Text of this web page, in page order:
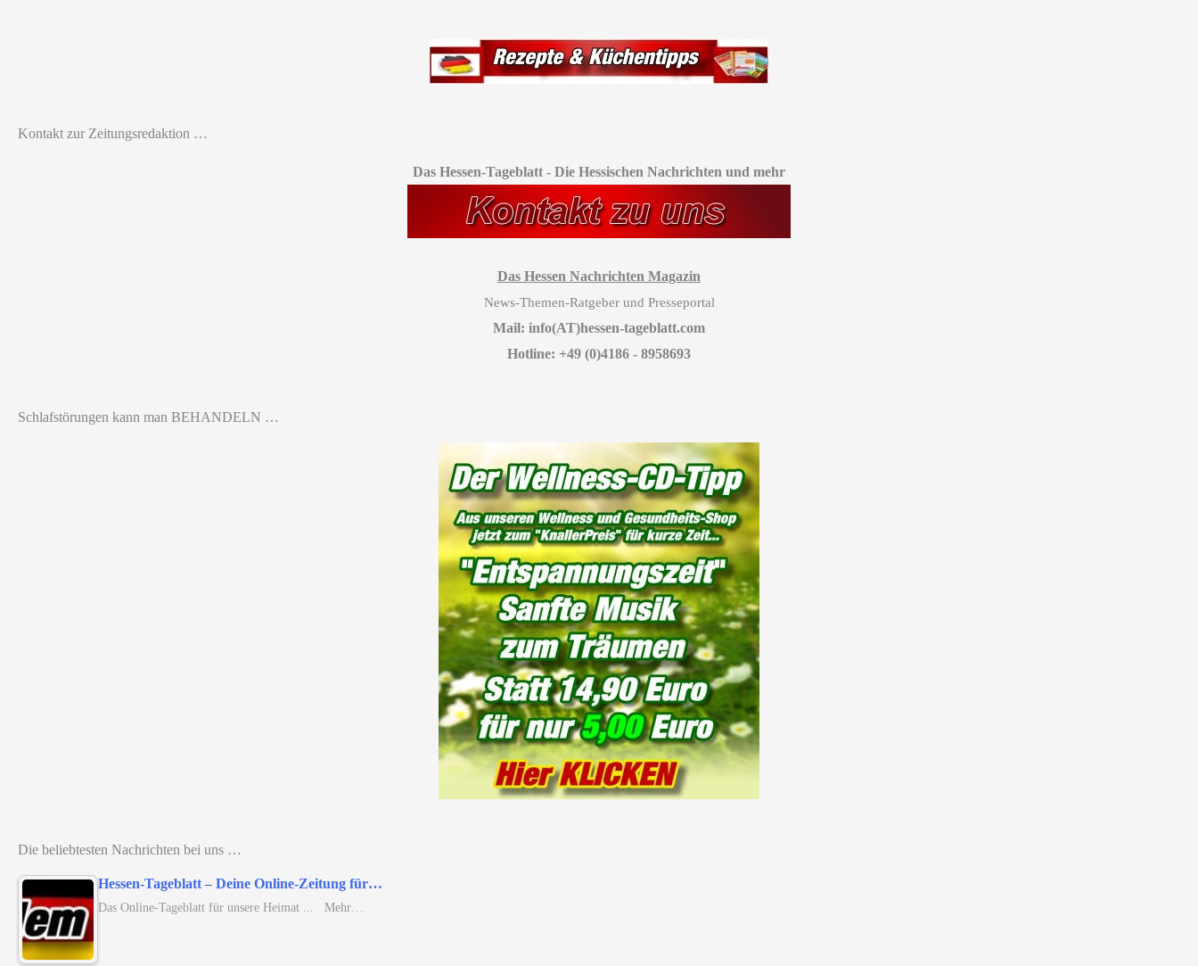
Kontakt zur Zeitungsredaktion …
Das Hessen-Tageblatt - Die Hessischen Nachrichten und mehr
Das Hessen Nachrichten Magazin
News-Themen-Ratgeber und Presseportal
Mail: info(AT)hessen-tageblatt.com
Hotline: +49 (0)4186 - 8958693
Schlafstörungen kann man BEHANDELN …
Die beliebtesten Nachrichten bei uns …
Hessen-Tageblatt – Deine Online-Zeitung für…
Das Online-Tageblatt für unsere Heimat ... Mehr…